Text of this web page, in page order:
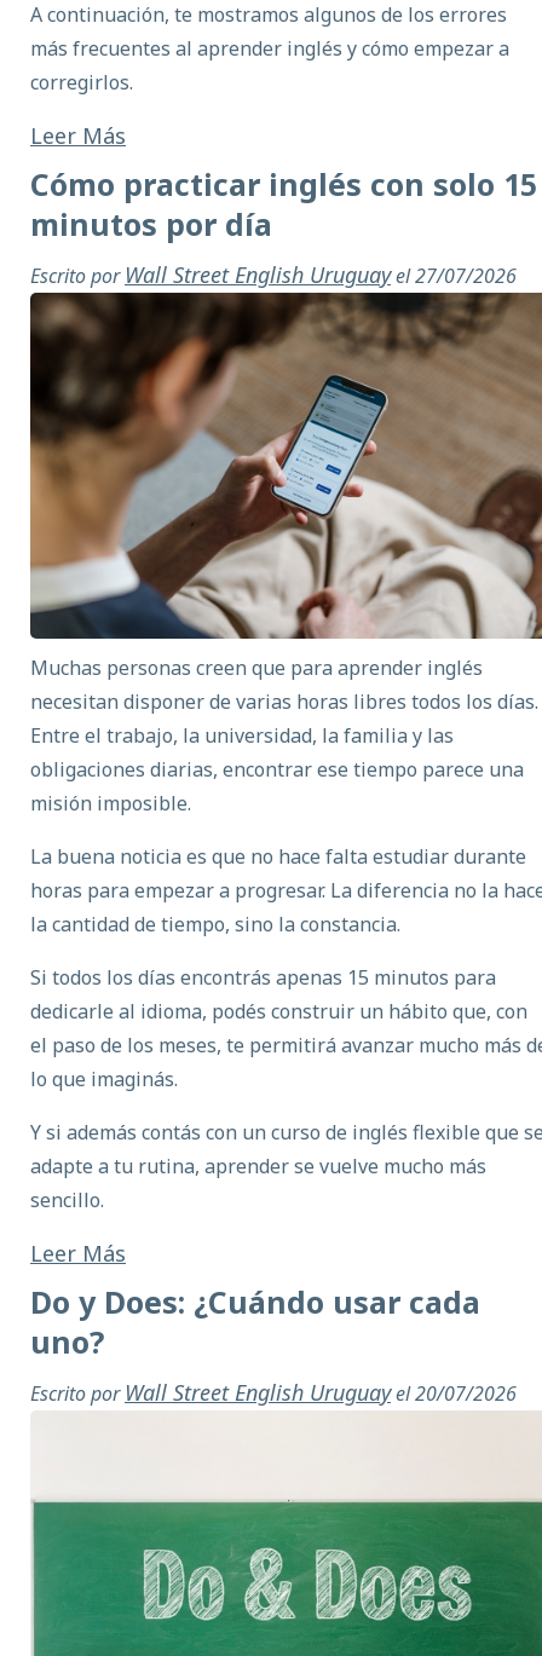
A continuación, te mostramos algunos de los errores
más frecuentes al aprender inglés y cómo empezar a
corregirlos.
Leer Más
Cómo practicar inglés con solo 15
minutos por día
Escrito por Wall Street English Uruguayel 27/07/2026
Muchas personas creen que para aprender inglés
necesitan disponer de varias horas libres todos los días.
Entre el trabajo, la universidad, la familia y las
obligaciones diarias, encontrar ese tiempo parece una
misión imposible.
La buena noticia es que no hace falta estudiar durante
horas para empezar a progresar. La diferencia no la
la cantidad de tiempo, sino la constancia.
Si todos los días encontrás apenas 15 minutos para
dedicarle al idioma, podés construir un hábito que, con
el paso de los meses, te permitirá avanzar mucho más
lo que imaginás.
Y si además contás con un curso de inglés flexible que
adapte a tu rutina, aprender se vuelve mucho más
sencillo.
Leer Más
Do y Does: ¿Cuándo usar cada
uno?
Escrito por Wall Street English Uruguayel 20/07/2026